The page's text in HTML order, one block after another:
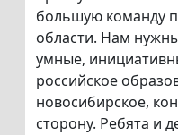
большую команду
области. Нам
умные,
российское
новосибирское,
сторону. Ребята и